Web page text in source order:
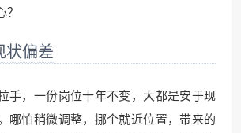
状偏差
手，一份岗位十年不变，大都是安于现
哪怕稍微调整，挪个就近位置，带来的